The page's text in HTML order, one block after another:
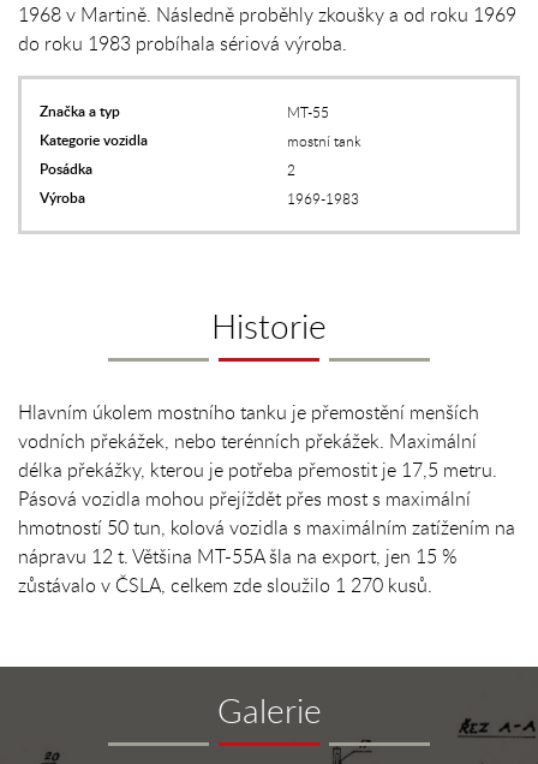
Značka a typ MT-55
Kategorie vozidla mostní tank
Posádka 2
Výroba 1969-1983
1968 v Martině. Následně proběhly zkoušky a od roku 1969
do roku 1983 probíhala sériová výroba.
Historie
Hlavním úkolem mostního tanku je přemostění menších
vodních překážek, nebo terénních překážek. Maximální
délka překážky, kterou je potřeba přemostit je 17,5 metru.
Pásová vozidla mohou přejíždět přes most s maximální
hmotností 50 tun, kolová vozidla s maximálním zatížením na
nápravu 12 t. Většina MT-55A šla na export, jen 15 %
zůstávalo v ČSLA, celkem zde sloužilo 1 270 kusů.
Galerie